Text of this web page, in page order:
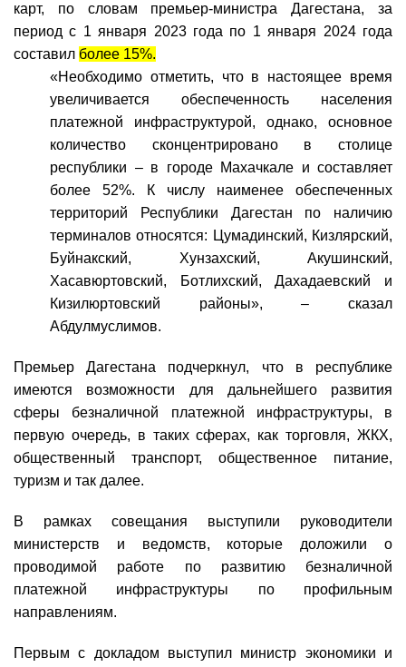
карт, по словам премьер-министра Дагестана, за
период с 1 января 2023 года по 1 января 2024 года
составил более 15%.
«Необходимо отметить, что в настоящее время
увеличивается обеспеченность населения
платежной инфраструктурой, однако, основное
количество сконцентрировано в столице
республики – в городе Махачкале и составляет
более 52%. К числу наименее обеспеченных
территорий Республики Дагестан по наличию
терминалов относятся: Цумадинский, Кизлярский,
Буйнакский, Хунзахский, Акушинский,
Хасавюртовский, Ботлихский, Дахадаевский и
Кизилюртовский районы», ­– сказал
Абдулмуслимов.
Премьер Дагестана подчеркнул, что в республике
имеются возможности для дальнейшего развития
сферы безналичной платежной инфраструктуры, в
первую очередь, в таких сферах, как торговля, ЖКХ,
общественный транспорт, общественное питание,
туризм и так далее.
В рамках совещания выступили руководители
министерств и ведомств, которые доложили о
проводимой работе по развитию безналичной
платежной инфраструктуры по профильным
направлениям.
Первым с докладом выступил министр экономики и